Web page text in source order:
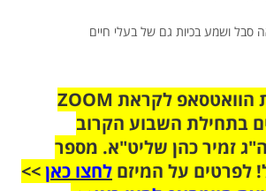
סבל ושמע בכיות גם של בעלי חיים
הצטרפו לקבוצת הוואטסאפ לקראת ZOOM
בתחילת השבוע הקרוב
זמיר כהן שליט"א. מספר
לפרטים על המיזם לחצו כאן>>